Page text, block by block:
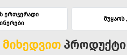
ერთჯერადი
მუყაოს
პროდუქტი